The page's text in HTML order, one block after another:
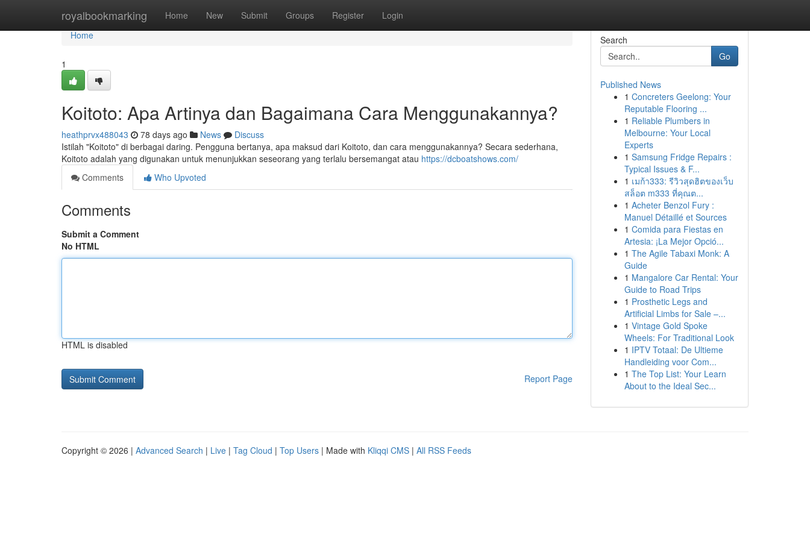
royalbookmarking Home New Submit Groups Register Login
Home
Home
1
Koitoto: Apa Artinya dan Bagaimana Cara Menggunakannya?
heathprvx488043 78 days ago News
Discuss
Istilah "Koitoto" di berbagai daring. Pengguna bertanya, apa maksud dari Koitoto, dan cara menggunakannya? Secara sederhana,
Koitoto adalah yang digunakan untuk menunjukkan seseorang yang terlalu bersemangat atau https://dcboatshows.com/
Comments
Who Upvoted
Comments
Submit a Comment
No HTML
HTML is disabled
Report Page
Search
Go
Published News
1 Concreters Geelong: Your
Reputable Flooring ...
1 Reliable Plumbers in
Melbourne: Your Local
Experts
1 Samsung Fridge Repairs :
Typical Issues & F...
1 เมก้า333: รีวิวสุดฮิตของเว็บ
สล็อต m333 ที่คุณต...
1 Acheter Benzol Fury :
Manuel Détaillé et Sources
1 Comida para Fiestas en
Artesia: ¡La Mejor Opció...
1 The Agile Tabaxi Monk: A
Guide
1 Mangalore Car Rental: Your
Guide to Road Trips
1 Prosthetic Legs and
Artificial Limbs for Sale –...
1 Vintage Gold Spoke
Wheels: For Traditional Look
1 IPTV Totaal: De Ultieme
Handleiding voor Com...
1 The Top List: Your Learn
About to the Ideal Sec...
Copyright © 2026 | Advanced Search | Live | Tag Cloud | Top Users | Made with Kliqqi CMS | All RSS Feeds